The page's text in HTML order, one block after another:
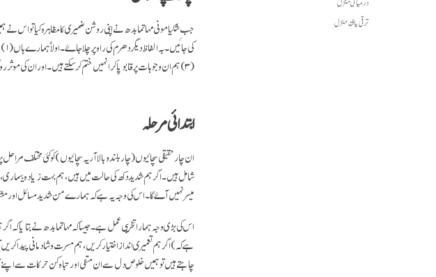
ترقی یافتہ منزل
جب شکیا مونی مہاتما بدھ نے اپنی روشن ضمیری کا مظاہرہ کیا تو اس
( ۳ ) ہم ان وجوہات پر قابو پا کر انہیں ختم کرسکتے ہیں۔ اور ان کی موثر روک تھام کے لئے ہمیں ( ۴ ) من کے سچے راستے پروان چڑھانے کی ضرورت ہے۔
ابتدائی مرحلہ
ان چار حقیقی سچائیوں ( چار بلندوبالا آریہ سچائیوں ) کو کئی مختلف
شامل ہیں۔ اگر ہم شدید دکھ کی حالت میں ہیں، ہم بہت زیادہ بیماری،
میسر نہیں آۓ گا۔ اس کی وجہ یہ ہے کہ ہمارے من شدید مسائل
اس کی بڑی وجہ ہمارا تخریبی عمل ہے۔ جیسا کہ مہاتما بدھ نے بتایا کہ
ہے کہ ) اگر ہم تعمیری انداز اختیار کریں، ہم مسرت وشادمانی پیدا
چاہتے ہیں تو ہمیں خلوص دل سے ان منفی اور تباہ کن حرکات سے اپنے